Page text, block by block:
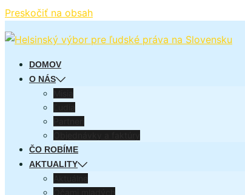
Preskočiť na obsah
DOMOV
O NÁS
ČO ROBÍME
AKTUALITY